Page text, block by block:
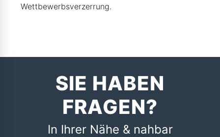
Wettbewerbsverzerrung.
SIE HABEN
FRAGEN?
In Ihrer Nähe & nahbar